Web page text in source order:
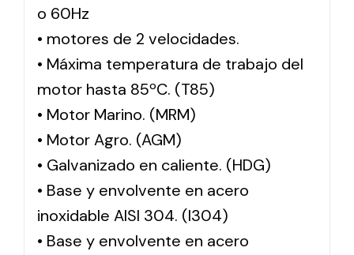
o 60Hz
• motores de 2 velocidades.
• Máxima temperatura de trabajo del
motor hasta 85ºC. (T85)
• Motor Marino. (MRM)
• Motor Agro. (AGM)
• Galvanizado en caliente. (HDG)
• Base y envolvente en acero
inoxidable AISI 304. (I304)
• Base y envolvente en acero